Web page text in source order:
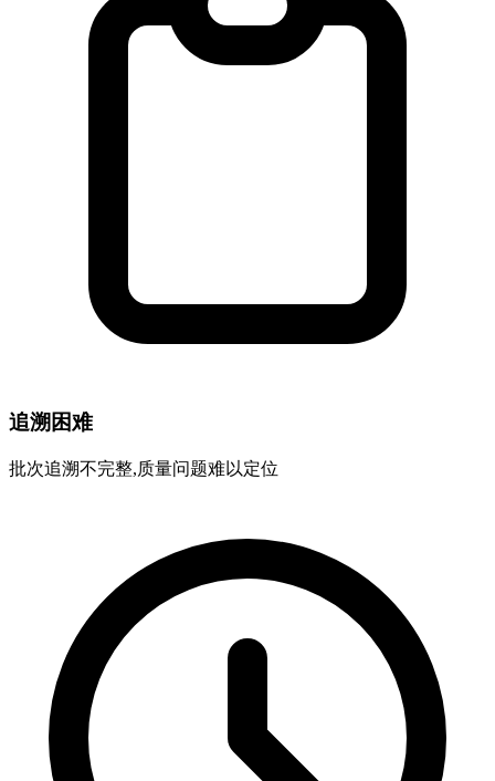
追溯困难
批次追溯不完整,质量问题难以定位